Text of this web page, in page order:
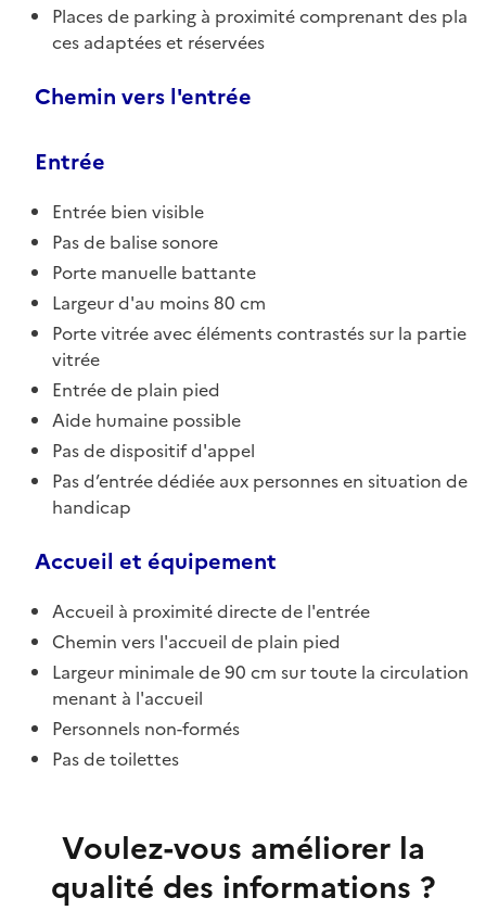
Places de parking à proximité comprenant des pla
ces adaptées et réservées
Chemin vers l'entrée
Entrée
Entrée bien visible
Pas de balise sonore
Porte manuelle battante
Largeur d'au moins 80 cm
Porte vitrée avec éléments contrastés sur la partie
vitrée
Entrée de plain pied
Aide humaine possible
Pas de dispositif d'appel
Pas d’entrée dédiée aux personnes en situation de
handicap
Accueil et équipement
Accueil à proximité directe de l'entrée
Chemin vers l'accueil de plain pied
Largeur minimale de 90 cm sur toute la circulation
menant à l'accueil
Personnels non-formés
Pas de toilettes
Voulez-vous améliorer la
qualité des informations ?